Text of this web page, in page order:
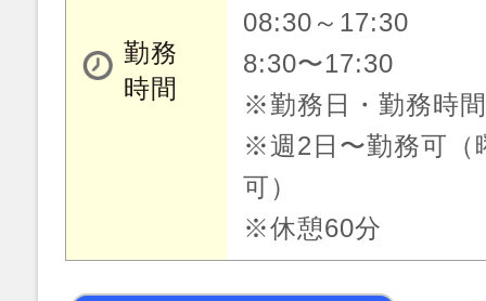
勤務
時間
08:30～17:30
8:30〜17:30
※勤務日・勤務時
※週2日〜勤務可（
可）
※休憩60分